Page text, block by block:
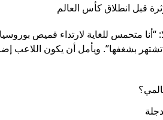
قبل انطلاق كأس العالم
متحمس للغاية لارتداء قميص بوروسيا
بشغفها”. ويأمل أن يكون اللاعب